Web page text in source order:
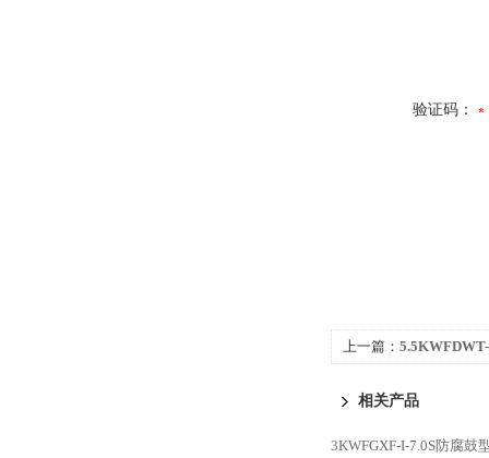
验证码：
上一篇：
相关产品
3KWFGXF-I-7.0S防腐鼓